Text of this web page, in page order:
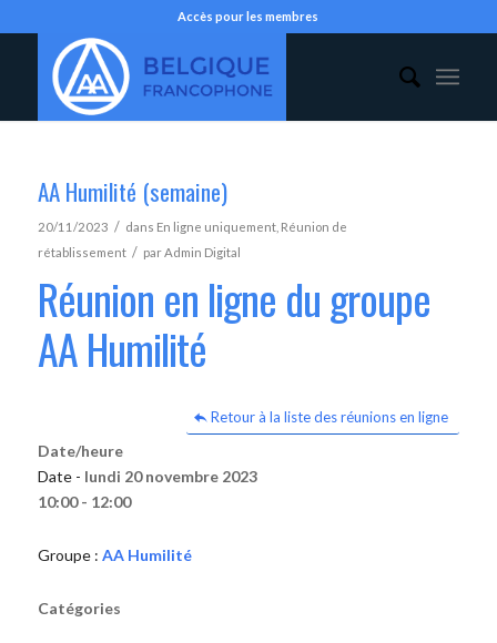
Accès pour les membres
AA Humilité (semaine)
20/11/2023 / dans En ligne uniquement, Réunion de
rétablissement / parAdmin Digital
Réunion en ligne du groupe
AA Humilité
Retour à la liste des réunions en ligne
Date/heure
Date - lundi 20 novembre 2023
10:00 - 12:00
Groupe : AA Humilité
Catégories